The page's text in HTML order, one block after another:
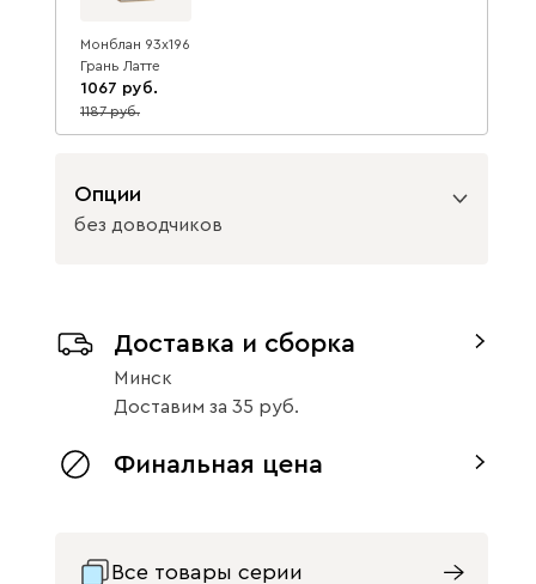
Монблан 93x196
Грань Латте
1067
10
1187
Опции
без доводчиков
без доводчиков с доводчиками
Доставка и сборка
Минск
Доставим за 35
Финальная цена
Все товары серии